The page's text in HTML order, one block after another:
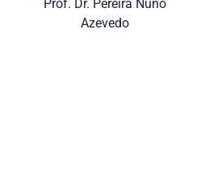
Prof. Dr. Pereira Nuno
Azevedo